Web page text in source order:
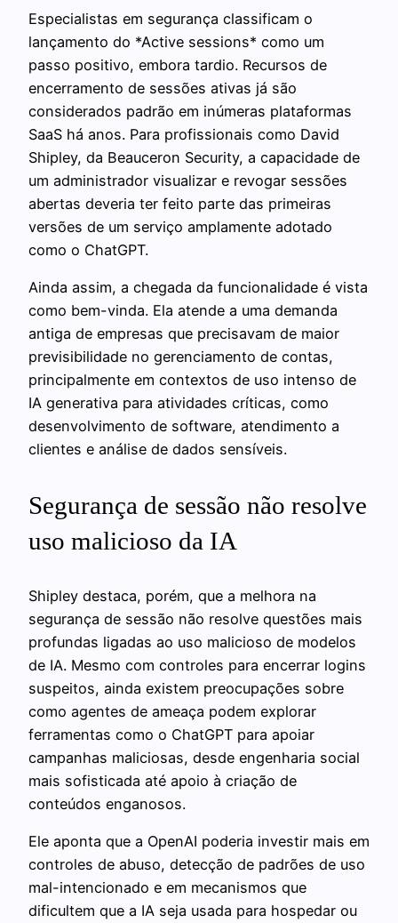
Especialistas em segurança classificam o
lançamento do *Active sessions* como um
passo positivo, embora tardio. Recursos de
encerramento de sessões ativas já são
considerados padrão em inúmeras plataformas
SaaS há anos. Para profissionais como David
Shipley, da Beauceron Security, a capacidade de
um administrador visualizar e revogar sessões
abertas deveria ter feito parte das primeiras
versões de um serviço amplamente adotado
como o ChatGPT.
Ainda assim, a chegada da funcionalidade é vista
como bem-vinda. Ela atende a uma demanda
antiga de empresas que precisavam de maior
previsibilidade no gerenciamento de contas,
principalmente em contextos de uso intenso de
IA generativa para atividades críticas, como
desenvolvimento de software, atendimento a
clientes e análise de dados sensíveis.
Segurança de sessão não resolve
uso malicioso da IA
Shipley destaca, porém, que a melhora na
segurança de sessão não resolve questões mais
profundas ligadas ao uso malicioso de modelos
de IA. Mesmo com controles para encerrar logins
suspeitos, ainda existem preocupações sobre
como agentes de ameaça podem explorar
ferramentas como o ChatGPT para apoiar
campanhas maliciosas, desde engenharia social
mais sofisticada até apoio à criação de
conteúdos enganosos.
Ele aponta que a OpenAI poderia investir mais em
controles de abuso, detecção de padrões de uso
mal-intencionado e em mecanismos que
dificultem que a IA seja usada para hospedar ou